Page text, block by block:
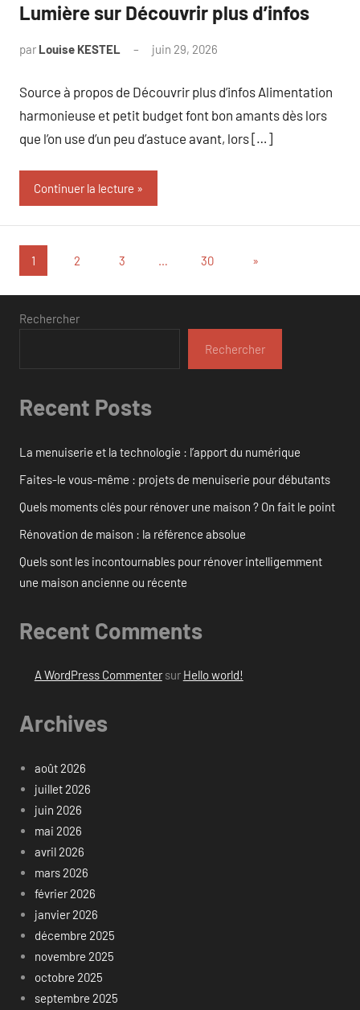
Lumière sur Découvrir plus d’infos
par Louise KESTEL juin 29, 2026
Source à propos de Découvrir plus d’infos Alimentation
harmonieuse et petit budget font bon amants dès lors
que l’on use d’un peu d’astuce avant, lors […]
Continuer la lecture
Pagination
des
publications
1 2 3 … 30
Articles
»
Rechercher
Rechercher
Recent Posts
La menuiserie et la technologie : l’apport du numérique
Faites-le vous-même : projets de menuiserie pour débutants
Quels moments clés pour rénover une maison ? On fait le point
Rénovation de maison : la référence absolue
Quels sont les incontournables pour rénover intelligemment
une maison ancienne ou récente
Recent Comments
A WordPress Commentersur Hello world!
Archives
août 2026
juillet 2026
juin 2026
mai 2026
avril 2026
mars 2026
février 2026
janvier 2026
décembre 2025
novembre 2025
octobre 2025
septembre 2025